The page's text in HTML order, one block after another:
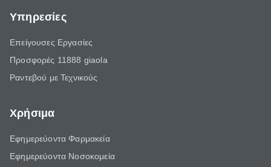
Υπηρεσίες
Επείγουσες Εργασίες
Προσφορές 11888 giaola
Ραντεβού με Τεχνικούς
Χρήσιμα
Εφημερεύοντα Φαρμακεία
Εφημερεύοντα Νοσοκομεία